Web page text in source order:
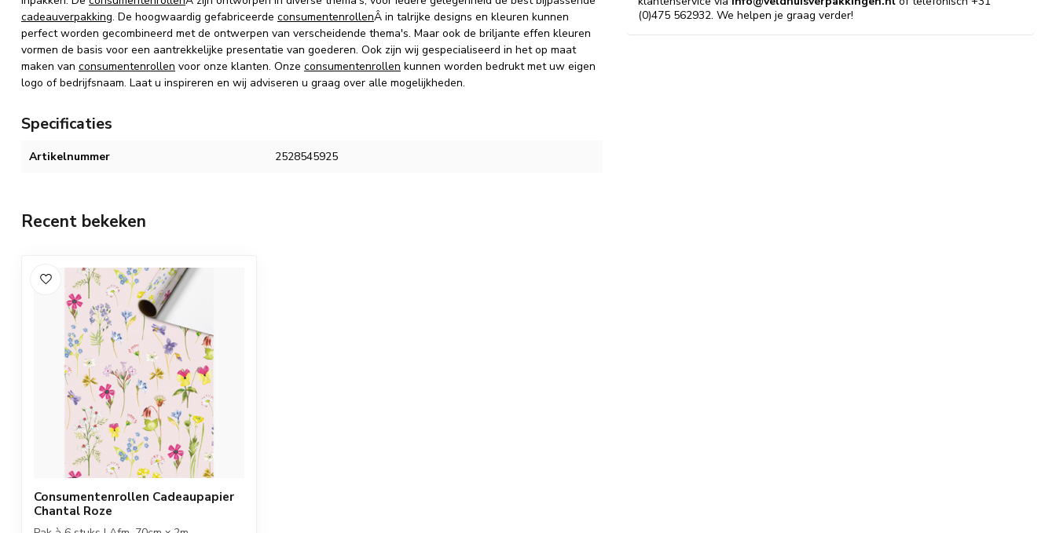
cadeauverpakking. De hoogwaardig gefabriceerde consumentenrollenÂ in talrijke designs en kleuren kunnen
perfect worden gecombineerd met de ontwerpen van verscheidende thema's. Maar ook de briljante effen kleuren
vormen de basis voor een aantrekkelijke presentatie van goederen. Ook zijn wij gespecialiseerd in het op maat
maken van consumentenrollen voor onze klanten. Onze consumentenrollen kunnen worden bedrukt met uw eigen
logo of bedrijfsnaam. Laat u inspireren en wij adviseren u graag over alle mogelijkheden.
Specificaties
Artikelnummer 2528545925
(0)475 562932. We helpen je graag verder!
Recent bekeken
Consumentenrollen Cadeaupapier
Chantal Roze